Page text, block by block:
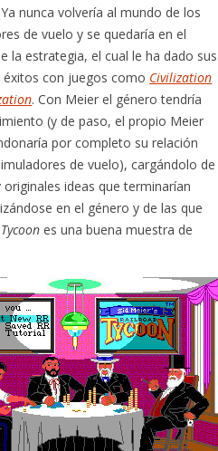
nunca volvería al mundo de los
de vuelo y se quedaría en el
la estrategia, el cual le ha dado sus
éxitos con juegos como Civilization
. Con Meier el género tendría
(y de paso, el propio Meier
por completo su relación
de vuelo), cargándolo de
originales ideas que terminarían
en el género y de las que
es una buena muestra de